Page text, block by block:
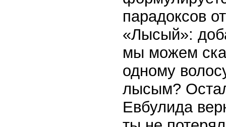
парадоксов
«Лысый»:
мы можем
одному
лысым?
Евбулида